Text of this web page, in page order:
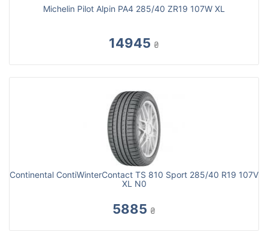
Michelin Pilot Alpin PA4 285/40 ZR19 107W XL
14945 ₴
Continental ContiWinterContact TS 810 Sport 285/40 R19 107V
XL N0
5885 ₴